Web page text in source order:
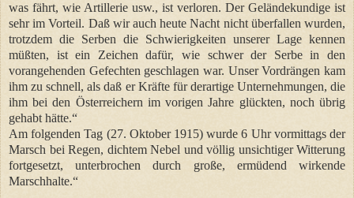
was fährt, wie Artillerie usw., ist verloren. Der Geländekundige ist
sehr im Vorteil. Daß wir auch heute Nacht nicht überfallen wurden,
trotzdem die Serben die Schwierigkeiten unserer Lage kennen
müßten, ist ein Zeichen dafür, wie schwer der Serbe in den
vorangehenden Gefechten geschlagen war. Unser Vordrängen kam
ihm zu schnell, als daß er Kräfte für derartige Unternehmungen, die
ihm bei den Österreichern im vorigen Jahre glückten, noch übrig
gehabt hätte.“
Am folgenden Tag (27. Oktober 1915) wurde 6 Uhr vormittags der
Marsch bei Regen, dichtem Nebel und völlig unsichtiger Witterung
fortgesetzt, unterbrochen durch große, ermüdend wirkende
Marschhalte.“